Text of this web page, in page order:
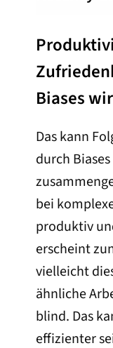
Biases
Das kann
durch
bei
produktiv
erscheint
vielleicht
ähnliche
blind. Das
effizienter